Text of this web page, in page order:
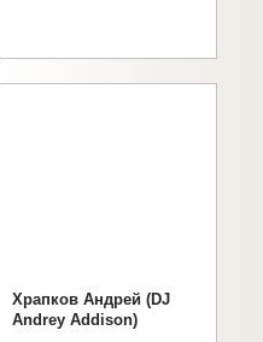
Храпков Андрей (DJ
Andrey Addison)